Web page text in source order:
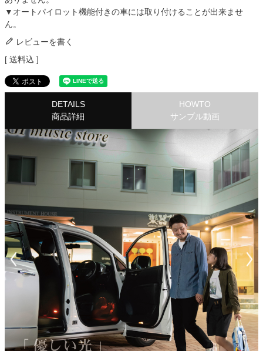
▼オートパイロット機能付きの車には取り付けることが出来ませ
ん。
レビューを書く
送料込
DETAILS
商品詳細
HOWTO
サンプル動画